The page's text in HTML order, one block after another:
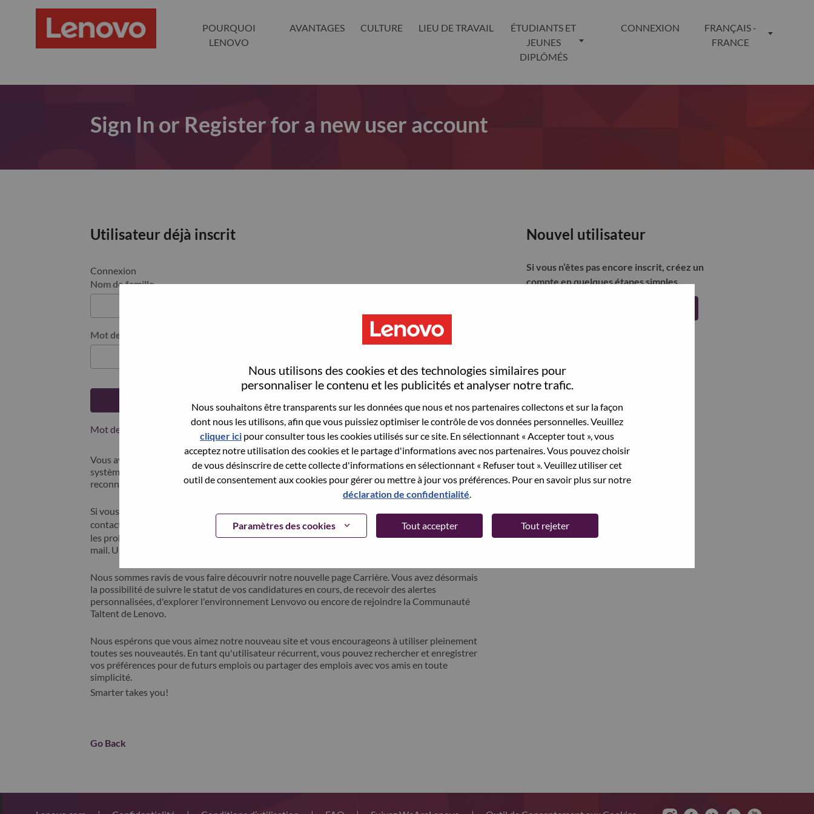
Nous utilisons des cookies et des technologies similaires pour
personnaliser le contenu et les publicités et analyser notre trafic.
Nous souhaitons être transparents sur les données que nous et nos partenaires collectons et sur la façon
dont nous les utilisons, afin que vous puissiez optimiser le contrôle de vos données personnelles. Veuillez
cliquer ici pour consulter tous les cookies utilisés sur ce site. En sélectionnant « Accepter tout », vous
acceptez notre utilisation des cookies et le partage d'informations avec nos partenaires. Vous pouvez choisir
de vous désinscrire de cette collecte d'informations en sélectionnant « Refuser tout ». Veuillez utiliser cet
outil de consentement aux cookies pour gérer ou mettre à jour vos préférences. Pour en savoir plus sur notre
déclaration de confidentialité.
Paramètres des cookies Tout accepter Tout rejeter
POURQUOI
LENOVO
AVANTAGES CULTURE LIEU DE TRAVAIL
ÉTUDIANTS ET
JEUNES
DIPLÔMÉS
CONNEXION
FRANÇAIS -
FRANCE
Sign In or Register for a new user account
Utilisateur déjà inscrit
Connexion
Nom de famille
Mot de passe
Mot de passe oublié ?
Vous avez postulé récemment ? Nous avons sauvegardé votre adresse email dans nos
systèmes; sélectionner "mot de passe oublié" pour réinitialiser votre compte et vous
reconnecter.
Si vous rencontrez des difficultés pour vous connecter ou pour vous inscrire, merci de
contacter nos équipes RH à l'adresse suivante:hrsupport@lenovo.com
et de décrire en anglais
les problèmes que vous rencontrez. Merci d'inclure "applicant Login Issue" dans l'objet du
mail. Un membre de notre équipe prendra contact avec vous pour résoudre votre problème.
Nous sommes ravis de vous faire découvrir notre nouvelle page Carrière. Vous avez désormais
la possibilité de suivre le statut de vos candidatures en cours, de recevoir des alertes
personnalisées, d'explorer l'environnement Lenvovo ou encore de rejoindre la Communauté
Taltent de Lenovo.
Nous espérons que vous aimez notre nouveau site et vous encourageons à utiliser pleinement
toutes ses nouveautés. En tant qu'utilisateur récurrent, vous pouvez rechercher et enregistrer
vos préférences pour de futurs emplois ou partager des emplois avec vos amis en toute
simplicité.
Smarter takes you!
Nouvel utilisateur
Si vous n’êtes pas encore inscrit, créez un
compte en quelques étapes simples.
Go Back